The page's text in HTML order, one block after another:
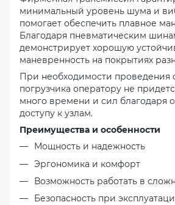
минимальный уровень шума и
помогает обеспечить плавное
Благодаря пневматическим
демонстрирует хорошую
маневренность на покрытиях
При необходимости проведения
погрузчика оператору не
много времени и сил благодаря
доступу к узлам.
Преимущества и особенности
Мощность и надежность
Эргономика и комфорт
Возможность работать в
Безопасность при